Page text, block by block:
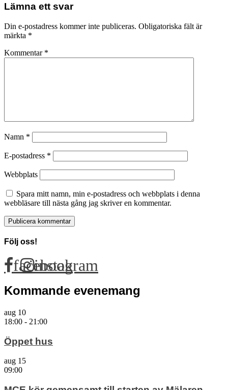
Lämna ett svar
Din e-postadress kommer inte publiceras. Obligatoriska fält är
märkta *
Kommentar *
Namn *
E-postadress *
Webbplats
Spara mitt namn, min e-postadress och webbplats i denna
webbläsare till nästa gång jag skriver en kommentar.
Följ oss!
facebook
instagram
Kommande evenemang
aug 10
18:00 - 21:00
Öppet hus
aug 15
09:00